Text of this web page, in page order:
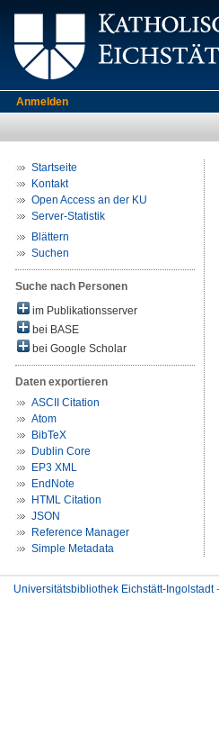
Anmelden
Startseite
Kontakt
Open Access an der KU
Server-Statistik
Blättern
Suchen
Suche nach Personen
im Publikationsserver
bei BASE
bei Google Scholar
Daten exportieren
ASCII Citation
Atom
BibTeX
Dublin Core
EP3 XML
EndNote
HTML Citation
JSON
Reference Manager
Simple Metadata
Universitätsbibliothek Eichstätt-Ingolstadt